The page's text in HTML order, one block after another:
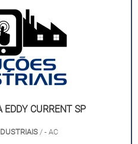
EDDY CURRENT SP
/ - AC